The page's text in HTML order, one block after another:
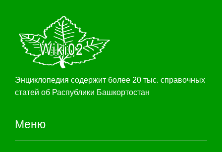
Энциклопедия содержит более 20 тыс. справочных
статей об Распублики Башкортостан
Меню